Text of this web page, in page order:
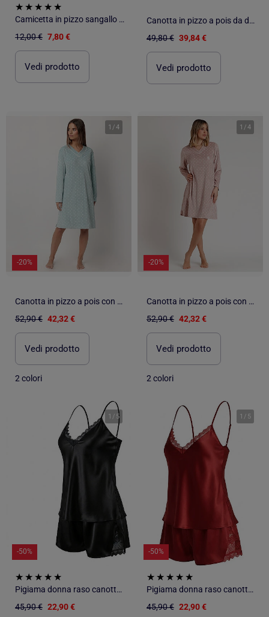
Camicetta in pizzo sangallo a maniche corte
12,00 € 7,80 €
Vedi prodotto
Canotta in pizzo a pois da donna ADMAS CLASSIC
49,80 € 39,84 €
Vedi prodotto
1 /4
-20%
Canotta in pizzo a pois con scollo a V e maniche lunghe in velluto da donna ADMAS CLASSIC
52,90 € 42,32 €
Vedi prodotto
2 colori
1 /4
-20%
Canotta in pizzo a pois con scollo a V e maniche lunghe in velluto da donna ADMAS CLASSIC
52,90 € 42,32 €
Vedi prodotto
2 colori
1 / 5
-50%
Pigiama donna raso canotta pizzo scollo V touch seta OZABI
45,90 € 22,90 €
1 / 5
-50%
Pigiama donna raso canotta pizzo scollo V touch seta OZABI
45,90 € 22,90 €